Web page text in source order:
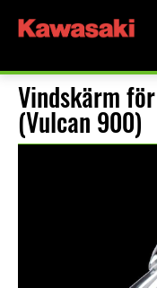
Vindskärm
(Vulcan 900)